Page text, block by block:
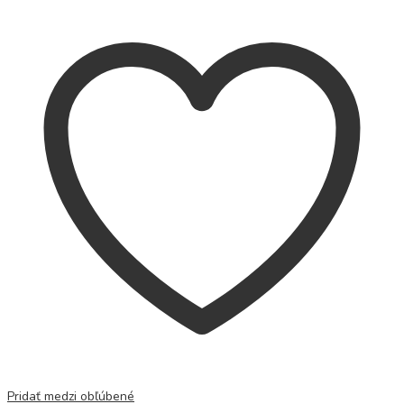
Pridať medzi obľúbené